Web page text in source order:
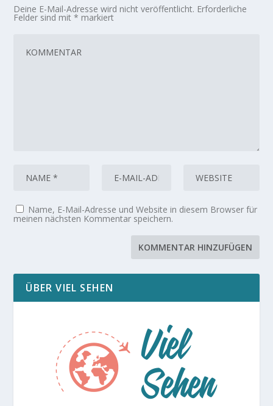
Deine E-Mail-Adresse wird nicht veröffentlicht. Erforderliche
Felder sind mit* markiert
Name, E-Mail-Adresse und Website in diesem Browser für
meinen nächsten Kommentar speichern.
ÜBER VIEL SEHEN